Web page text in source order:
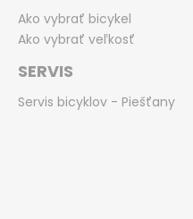
Ako vybrať bicykel
Ako vybrať veľkosť
SERVIS
Servis bicyklov - Piešťany